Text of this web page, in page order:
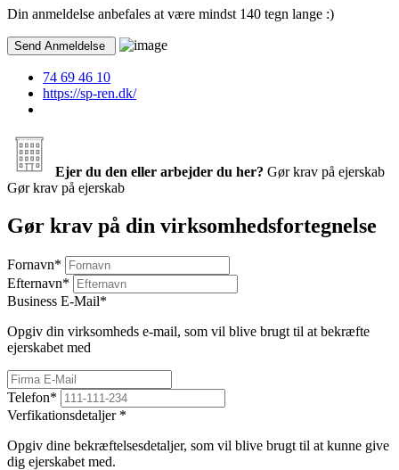
Din anmeldelse anbefales at være mindst 140 tegn lange :)
74 69 46 10
https://sp-ren.dk/
Ejer du den eller arbejder du her? Gør krav på ejerskab
Gør krav på ejerskab
Gør krav på din virksomhedsfortegnelse
Fornavn*
Efternavn*
Business E-Mail*
Opgiv din virksomheds e-mail, som vil blive brugt til at bekræfte
ejerskabet med
Telefon*
Verfikationsdetaljer *
Opgiv dine bekræftelsesdetaljer, som vil blive brugt til at kunne give
dig ejerskabet med.